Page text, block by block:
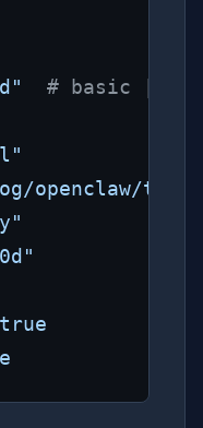
# basic |
openclaw/
true